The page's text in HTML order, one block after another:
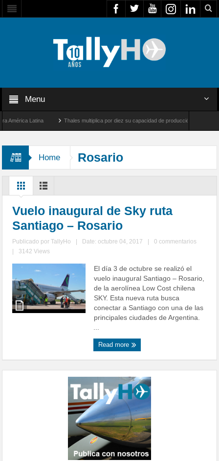
Menu
Latina Thales multiplica por diez su capacidad de producción de radares en
Home Rosario
Vuelo inaugural de Sky ruta
Santiago – Rosario
Publicado porTallyHo Date: octubre 04, 2017
0 commentarios
3142 Views
El día 3 de octubre se realizó el
vuelo inaugural Santiago – Rosario,
de la aerolínea Low Cost chilena
SKY. Esta nueva ruta busca
conectar a Santiago con una de las
principales ciudades de Argentina.
...
Read more